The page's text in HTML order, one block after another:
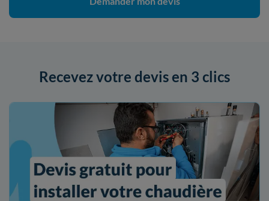
Recevez votre devis en 3 clics